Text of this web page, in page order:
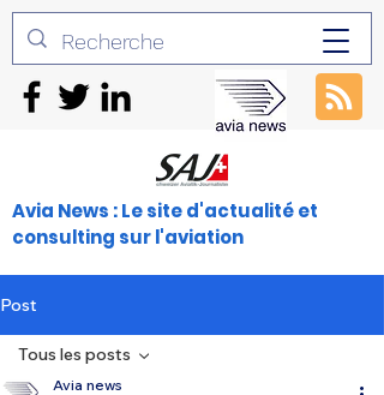
Avia News : Le site d'actualité et
consulting sur l'aviation
Post
Tous les posts
Avia news